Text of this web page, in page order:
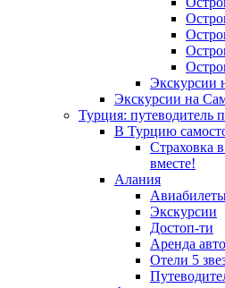
Экскурсии
Экскурсии на
Турция: путеводитель
В Турцию
Страховка
вместе!
Алания
Экскурсии
Достоп-ти
Аренда авто
Отели 5